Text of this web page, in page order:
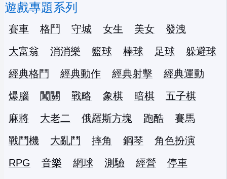
遊戲專題系列
賽車 格鬥 守城 女生 美女
發洩
大富翁
消消樂 籃球 棒球 足球
躲避球
經典格鬥
經典動作 經典射擊
經典運動
爆腦
闖關 戰略 象棋 暗棋
五子棋
麻將
大老二 俄羅斯方塊 跑酷
賽馬
戰鬥機
大亂鬥 摔角 鋼琴
角色扮演
RPG
音樂 網球 測驗 經營
停車